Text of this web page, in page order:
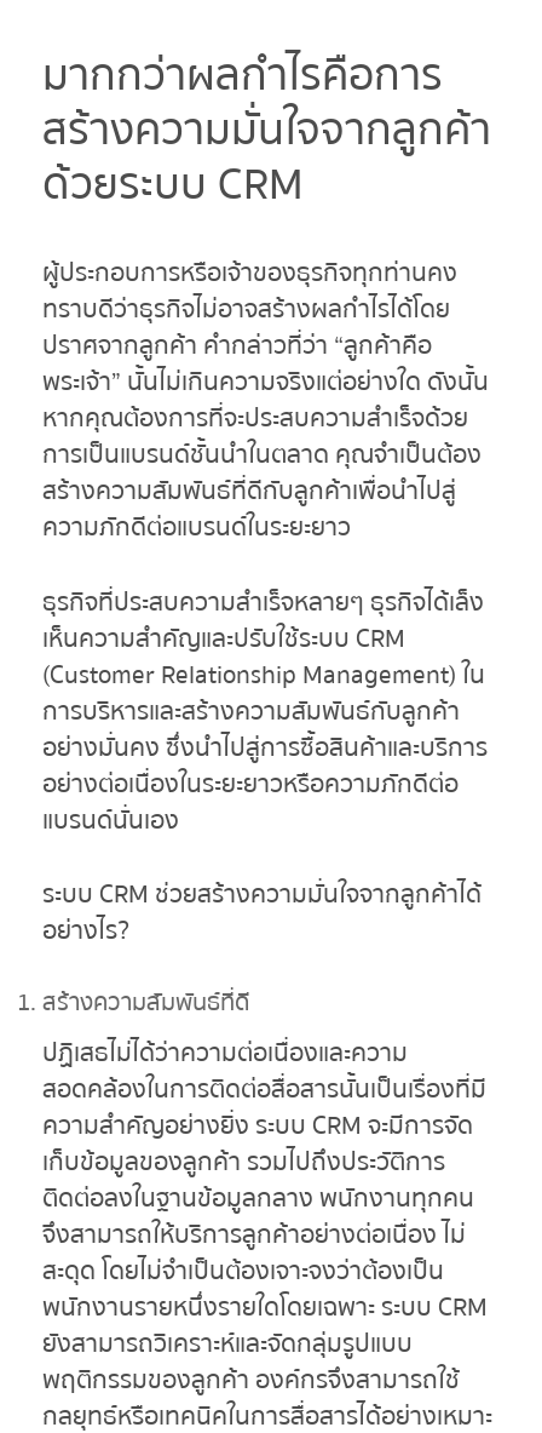
มากกว่าผลกำไรคือการ
สร้างความมั่นใจจากลูกค้า
ด้วยระบบ CRM
ผู้ประกอบการหรือเจ้าของธุรกิจทุกท่านคง
ทราบดีว่าธุรกิจไม่อาจสร้างผลกำไรได้โดย
ปราศจากลูกค้า คำกล่าวที่ว่า “ลูกค้าคือ
พระเจ้า” นั้นไม่เกินความจริงแต่อย่างใด ดังนั้น
หากคุณต้องการที่จะประสบความสำเร็จด้วย
การเป็นแบรนด์ชั้นนำในตลาด คุณจำเป็นต้อง
สร้างความสัมพันธ์ที่ดีกับลูกค้าเพื่อนำไปสู่
ความภักดีต่อแบรนด์ในระยะยาว
ธุรกิจที่ประสบความสำเร็จหลายๆ ธุรกิจได้เล็ง
เห็นความสำคัญและปรับใช้ระบบ CRM
(Customer Relationship Management) ใน
การบริหารและสร้างความสัมพันธ์กับลูกค้า
อย่างมั่นคง ซึ่งนำไปสู่การซื้อสินค้าและบริการ
อย่างต่อเนื่องในระยะยาวหรือความภักดีต่อ
แบรนด์นั่นเอง
ระบบ CRM ช่วยสร้างความมั่นใจจากลูกค้าได้
อย่างไร?
สร้างความสัมพันธ์ที่ดี
ปฏิเสธไม่ได้ว่าความต่อเนื่องและความ
สอดคล้องในการติดต่อสื่อสารนั้นเป็นเรื่องที่มี
ความสำคัญอย่างยิ่ง ระบบ CRM จะมีการจัด
เก็บข้อมูลของลูกค้า รวมไปถึงประวัติการ
ติดต่อลงในฐานข้อมูลกลาง พนักงานทุกคน
จึงสามารถให้บริการลูกค้าอย่างต่อเนื่อง ไม่
สะดุด โดยไม่จำเป็นต้องเจาะจงว่าต้องเป็น
พนักงานรายหนึ่งรายใดโดยเฉพาะ ระบบ CRM
ยังสามารถวิเคราะห์และจัดกลุ่มรูปแบบ
พฤติกรรมของลูกค้า องค์กรจึงสามารถใช้
กลยุทธ์หรือเทคนิคในการสื่อสารได้อย่างเหมาะ